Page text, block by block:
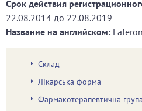
Срок действия
22.08.2014 до 22.08.2019
Название на английском:
Склад
Лікарська форма
Фармакотерапевтична група